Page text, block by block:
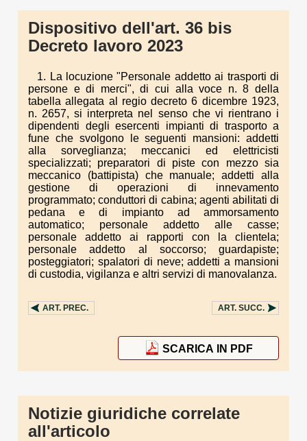
Dispositivo dell'art. 36 bis
Decreto lavoro 2023
1. La locuzione "Personale addetto ai trasporti di
persone e di merci", di cui alla voce n. 8 della
tabella allegata al regio decreto 6 dicembre 1923,
n. 2657, si interpreta nel senso che vi rientrano i
dipendenti degli esercenti impianti di trasporto a
fune che svolgono le seguenti mansioni: addetti
alla sorveglianza; meccanici ed elettricisti
specializzati; preparatori di piste con mezzo sia
meccanico (battipista) che manuale; addetti alla
gestione di operazioni di innevamento
programmato; conduttori di cabina; agenti abilitati di
pedana e di impianto ad ammorsamento
automatico; personale addetto alle casse;
personale addetto ai rapporti con la clientela;
personale addetto al soccorso; guardapiste;
posteggiatori; spalatori di neve; addetti a mansioni
di custodia, vigilanza e altri servizi di manovalanza.
ART. PREC. ART. SUCC.
SCARICA IN PDF
Notizie giuridiche correlate
all'articolo